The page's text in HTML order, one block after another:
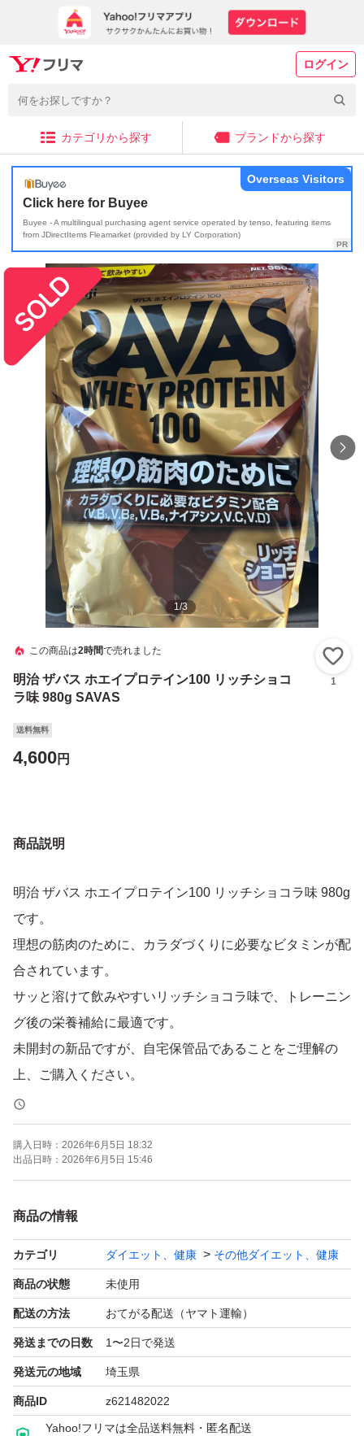
ログイン
カテゴリから探す ブランドから探す
Click here for Buyee
Buyee - A multilingual purchasing agent service operated by tenso, featuring items
from JDirectItems Fleamarket (provided by LY Corporation)
Overseas Visitors
1/3
この商品は2時間で売れました
明治 ザバス ホエイプロテイン100 リッチショコ
ラ味 980g SAVAS
1
送料無料
4,600円
商品説明
明治 ザバス ホエイプロテイン100 リッチショコラ味 980g
です。
理想の筋肉のために、カラダづくりに必要なビタミンが配
合されています。
サッと溶けて飲みやすいリッチショコラ味で、トレーニン
グ後の栄養補給に最適です。
未開封の新品ですが、自宅保管品であることをご理解の
上、ご購入ください。
【ブランド】明治 (meiji)
【商品名】ザバス ホエイプロテイン100 リッチショコラ
味
【カラー】ブラウン系
【その他】ビタミン配合 (V.B1, V.B2, V.B6, ナイアシン, V.
C, V.D)
よろしくお願いいたします。
購入日時： 2026年6月5日 18:32
出品日時： 2026年6月5日 15:46
商品の情報
カテゴリ ダイエット、健康 その他ダイエット、健康
商品の状態 未使用
配送の方法 おてがる配送（ヤマト運輸）
発送までの日数 1〜2日で発送
発送元の地域 埼玉県
商品ID z621482022
Yahoo!フリマは全品送料無料・匿名配送